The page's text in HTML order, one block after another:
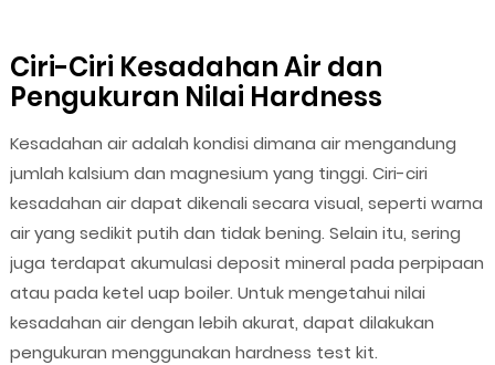
Ciri-Ciri Kesadahan Air dan
Pengukuran Nilai Hardness
Kesadahan air adalah kondisi dimana air mengandung
jumlah kalsium dan magnesium yang tinggi. Ciri-ciri
kesadahan air dapat dikenali secara visual, seperti warna
air yang sedikit putih dan tidak bening. Selain itu, sering
juga terdapat akumulasi deposit mineral pada perpipaan
atau pada ketel uap boiler. Untuk mengetahui nilai
kesadahan air dengan lebih akurat, dapat dilakukan
pengukuran menggunakan hardness test kit.